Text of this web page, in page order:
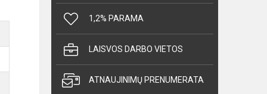
1,2% PARAMA
LAISVOS DARBO VIETOS
ATNAUJINIMŲ PRENUMERATA